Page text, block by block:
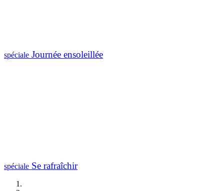
spéciale Journée ensoleillée
spéciale Se rafraîchir